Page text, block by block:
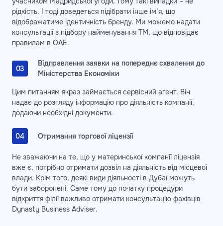
рідкість. І тоді доведеться підібрати інше ім’я, що
відображатиме ідентичність бренду. Ми можемо надати
консультації з підбору найменування ТМ, що відповідає
правилам в ОАЕ.
Відправлення заявки на попереднє схвалення до
Міністерства Економіки
Цим питанням якраз займається сервісний агент. Він
надає до розгляду інформацію про діяльність компанії,
додаючи необхідні документи.
Отримання торгової ліцензії
Не зважаючи на те, що у материнської компанії ліцензія
вже є, потрібно отримати дозвіл на діяльність від місцевої
влади. Крім того, деякі види діяльності в Дубаї можуть
бути заборонені. Саме тому до початку процедури
відкриття філії важливо отримати консультацію фахівців
Dynasty Business Adviser.